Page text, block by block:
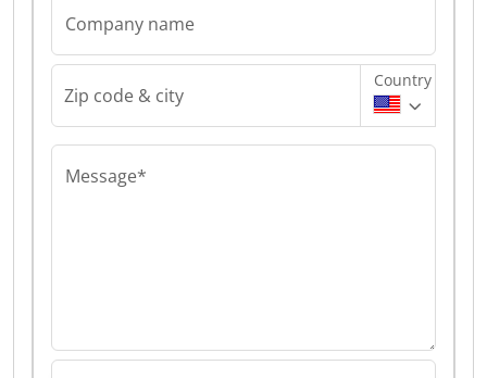
Company name
Zip code & city
Country
Message*